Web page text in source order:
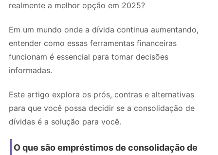
realmente a melhor opção em 2025?
Em um mundo onde a dívida continua aumentando,
entender como essas ferramentas financeiras
funcionam é essencial para tomar decisões
informadas.
Este artigo explora os prós, contras e alternativas
para que você possa decidir se a consolidação de
dívidas é a solução para você.
O que são empréstimos de consolidação de